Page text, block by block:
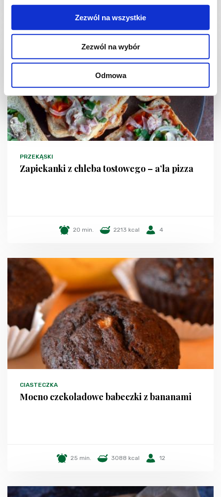
Zezwól na wszystkie
Zezwól na wybór
Odmowa
PRZEKĄSKI
Zapiekanki z chleba tostowego – a’la pizza
20 min. 2213 kcal 4
CIASTECZKA
Mocno czekoladowe babeczki z bananami
25 min. 3088 kcal 12